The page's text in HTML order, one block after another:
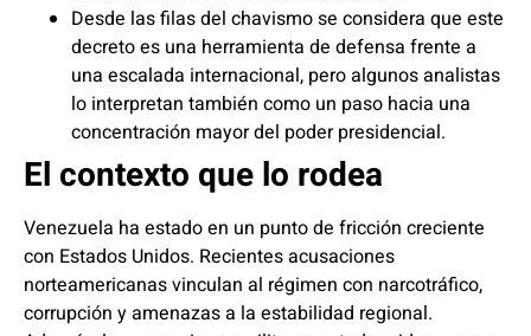
Desde las filas del chavismo se considera que este
decreto es una herramienta de defensa frente a
una escalada internacional, pero algunos analistas
lo interpretan también como un paso hacia una
concentración mayor del poder presidencial.
El contexto que lo rodea
Venezuela ha estado en un punto de fricción creciente
con Estados Unidos. Recientes acusaciones
norteamericanas vinculan al régimen con narcotráfico,
corrupción y amenazas a la estabilidad regional.